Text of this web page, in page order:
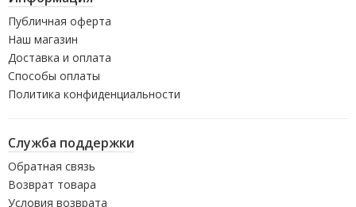
Публичная оферта
Наш магазин
Доставка и оплата
Способы оплаты
Политика конфиденциальности
Служба поддержки
Обратная связь
Возврат товара
Условия возврата